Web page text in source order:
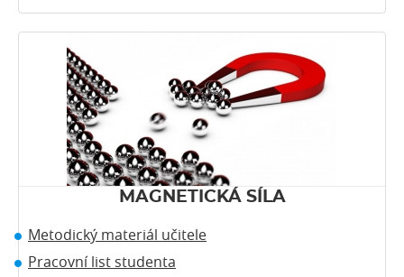
MAGNETICKÁ SÍLA
Metodický materiál učitele
Pracovní list studenta